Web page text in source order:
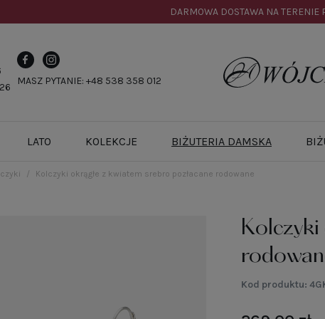
DARMOWA DOSTAWA NA TERENIE
MASZ PYTANIE: +48 538 358 012
LATO KOLEKCJE BIŻUTERIA DAMSKA
Kolczyki okrągłe z kwiatem srebro pozłacane rodowane
Kolczyki
Kod produktu: